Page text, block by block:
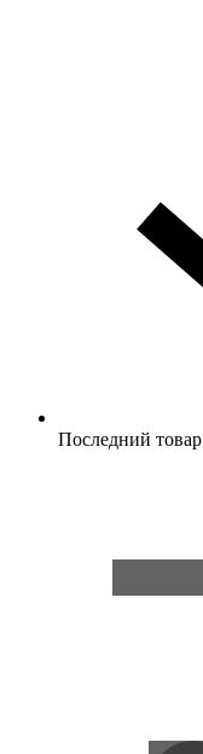
Последний товар